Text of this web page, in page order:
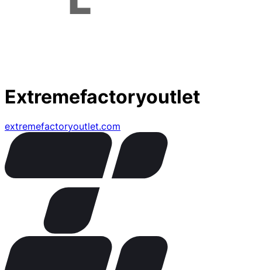
Extremefactoryoutlet
extremefactoryoutlet.com